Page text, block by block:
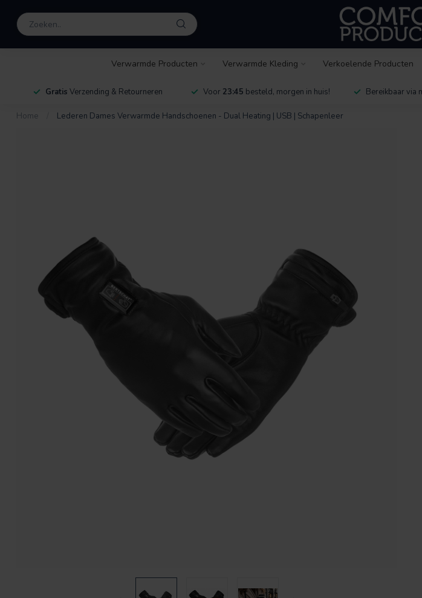
Verwarmde Producten Verwarmde Kleding Verkoelende Producten
Gratis Verzending & Retourneren Voor 23:45 besteld, morgen in huis! Bereikbaar via
Home Lederen Dames Verwarmde Handschoenen - Dual Heating | USB | Schapenleer